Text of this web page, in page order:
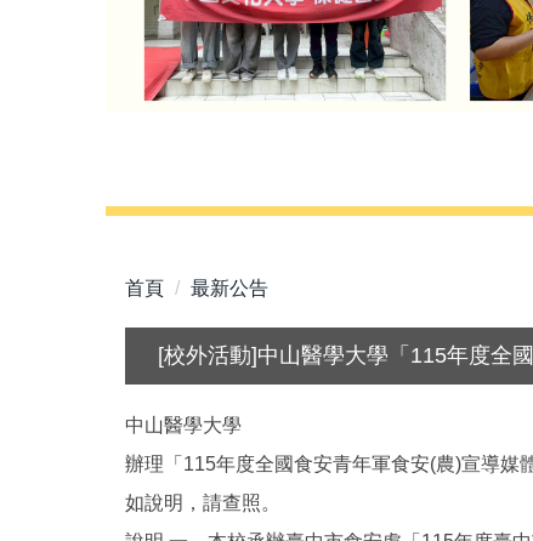
首頁 最新公告
[校外活動]中山醫學大學「115年度全
中山醫學大學
辦理「115年度全國食安青年軍食安(農)宣導媒
如說明，請查照。